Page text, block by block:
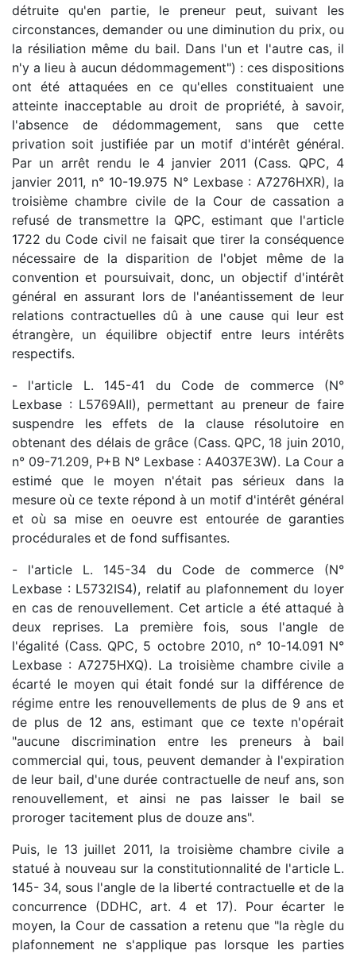
détruite qu'en partie, le preneur peut, suivant les
circonstances, demander ou une diminution du prix, ou
la résiliation même du bail. Dans l'un et l'autre cas, il
n'y a lieu à aucun dédommagement") : ces dispositions
ont été attaquées en ce qu'elles constituaient une
atteinte inacceptable au droit de propriété, à savoir,
l'absence de dédommagement, sans que cette
privation soit justifiée par un motif d'intérêt général.
Par un arrêt rendu le 4 janvier 2011 (Cass. QPC, 4
janvier 2011, n° 10-19.975 N° Lexbase : A7276HXR), la
troisième chambre civile de la Cour de cassation a
refusé de transmettre la QPC, estimant que l'article
1722 du Code civil ne faisait que tirer la conséquence
nécessaire de la disparition de l'objet même de la
convention et poursuivait, donc, un objectif d'intérêt
général en assurant lors de l'anéantissement de leur
relations contractuelles dû à une cause qui leur est
étrangère, un équilibre objectif entre leurs intérêts
respectifs.
- l'article L. 145-41 du Code de commerce (N°
Lexbase : L5769AII), permettant au preneur de faire
suspendre les effets de la clause résolutoire en
obtenant des délais de grâce (Cass. QPC, 18 juin 2010,
n° 09-71.209, P+B N° Lexbase : A4037E3W). La Cour a
estimé que le moyen n'était pas sérieux dans la
mesure où ce texte répond à un motif d'intérêt général
et où sa mise en oeuvre est entourée de garanties
procédurales et de fond suffisantes.
- l'article L. 145-34 du Code de commerce (N°
Lexbase : L5732IS4), relatif au plafonnement du loyer
en cas de renouvellement. Cet article a été attaqué à
deux reprises. La première fois, sous l'angle de
l'égalité (Cass. QPC, 5 octobre 2010, n° 10-14.091 N°
Lexbase : A7275HXQ). La troisième chambre civile a
écarté le moyen qui était fondé sur la différence de
régime entre les renouvellements de plus de 9 ans et
de plus de 12 ans, estimant que ce texte n'opérait
"aucune discrimination entre les preneurs à bail
commercial qui, tous, peuvent demander à l'expiration
de leur bail, d'une durée contractuelle de neuf ans, son
renouvellement, et ainsi ne pas laisser le bail se
proroger tacitement plus de douze ans".
Puis, le 13 juillet 2011, la troisième chambre civile a
statué à nouveau sur la constitutionnalité de l'article L.
145- 34, sous l'angle de la liberté contractuelle et de la
concurrence (DDHC, art. 4 et 17). Pour écarter le
moyen, la Cour de cassation a retenu que "la règle du
plafonnement ne s'applique pas lorsque les parties